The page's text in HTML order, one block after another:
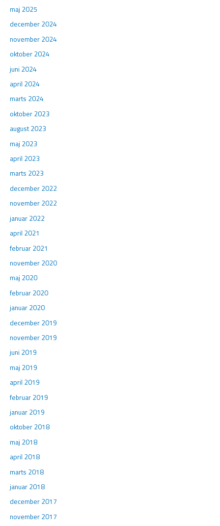
maj 2025
december 2024
november 2024
oktober 2024
juni 2024
april 2024
marts 2024
oktober 2023
august 2023
maj 2023
april 2023
marts 2023
december 2022
november 2022
januar 2022
april 2021
februar 2021
november 2020
maj 2020
februar 2020
januar 2020
december 2019
november 2019
juni 2019
maj 2019
april 2019
februar 2019
januar 2019
oktober 2018
maj 2018
april 2018
marts 2018
januar 2018
december 2017
november 2017